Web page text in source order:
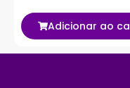
Adicionar ao